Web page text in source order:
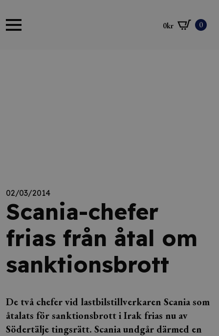
0kr 0
02/03/2014
Scania-chefer
frias från åtal om
sanktionsbrott
De två chefer vid lastbilstillverkaren Scania som
åtalats för sanktionsbrott i Irak frias nu av
Södertälje tingsrätt. Scania undgår därmed en